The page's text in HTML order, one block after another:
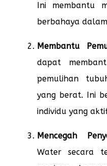
Ini membantu
berbahaya
Membantu
dapat
pemulihan
yang berat. Ini
individu yang
Mencegah
Water secara